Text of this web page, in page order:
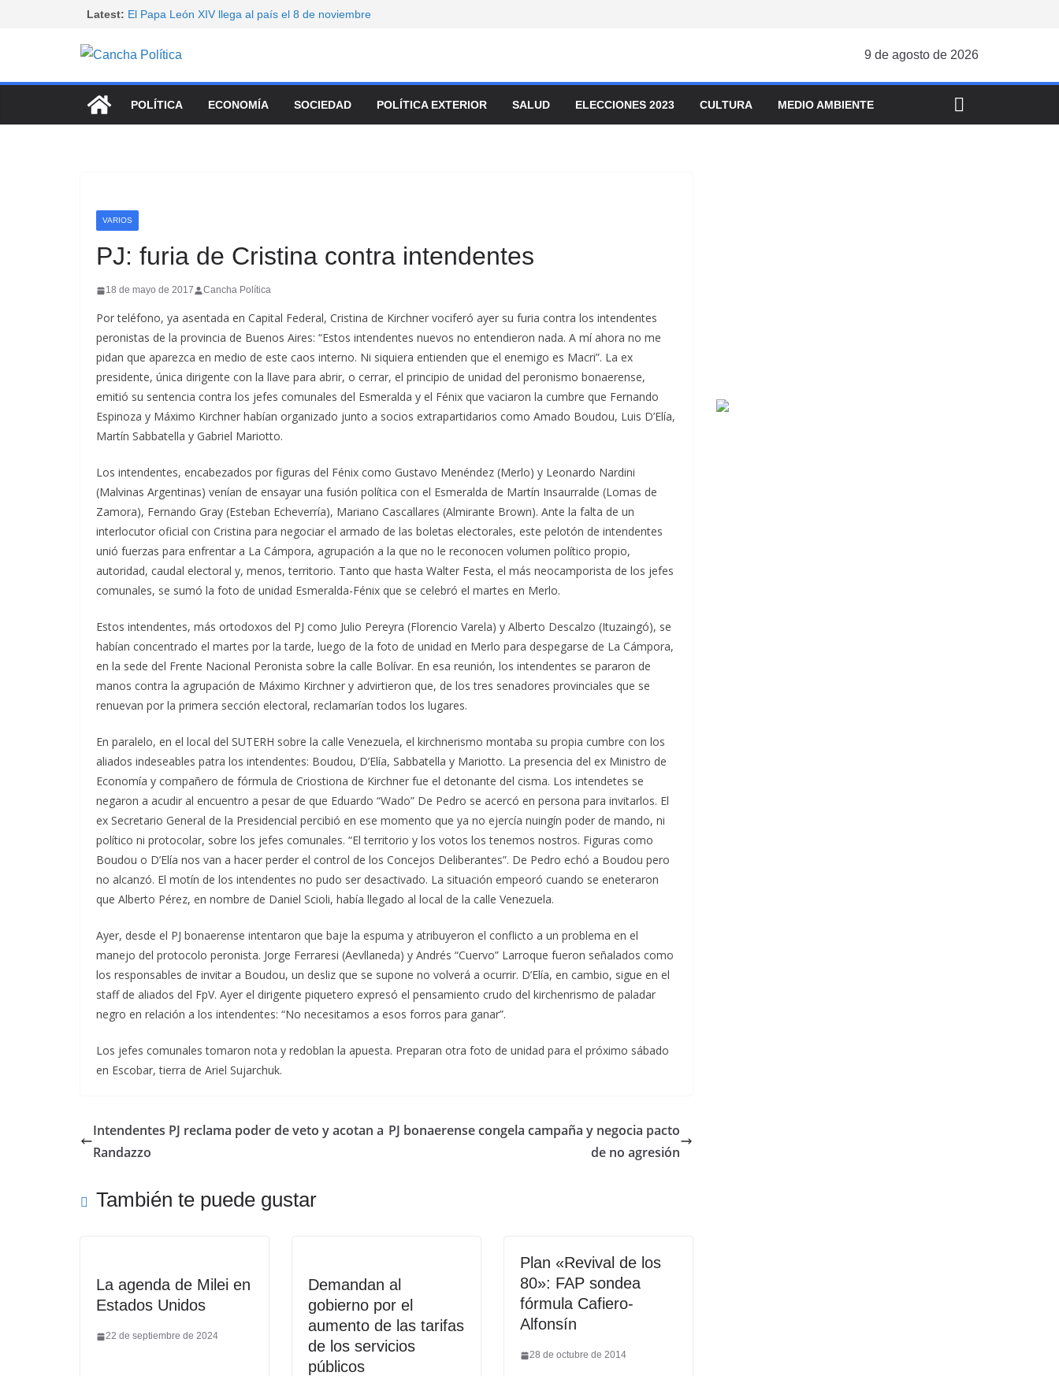
Latest: El Papa León XIV llega al país el 8 de noviembre
Paro docente nacional: CTERA y SUTEBA se movilizaron para
Senado: sin aliados, LLA tuvo que resignar venta de tierras y
manejo del fuego
9 de agosto de 2026
POLÍTICA ECONOMÍA SOCIEDAD POLÍTICA EXTERIOR SALUD ELECCIONES 2023 CULTURA MEDIO AMBIENTE
VARIOS
PJ: furia de Cristina contra intendentes
18 de mayo de 2017 Cancha Política
Por teléfono, ya asentada en Capital Federal, Cristina de Kirchner vociferó ayer su furia contra los intendentes
peronistas de la provincia de Buenos Aires: “Estos intendentes nuevos no entendieron nada. A mí ahora no me
pidan que aparezca en medio de este caos interno. Ni siquiera entienden que el enemigo es Macri”. La ex
presidente, única dirigente con la llave para abrir, o cerrar, el principio de unidad del peronismo bonaerense,
emitió su sentencia contra los jefes comunales del Esmeralda y el Fénix que vaciaron la cumbre que Fernando
Espinoza y Máximo Kirchner habían organizado junto a socios extrapartidarios como Amado Boudou, Luis D’Elía,
Martín Sabbatella y Gabriel Mariotto.
Los intendentes, encabezados por figuras del Fénix como Gustavo Menéndez (Merlo) y Leonardo Nardini
(Malvinas Argentinas) venían de ensayar una fusión política con el Esmeralda de Martín Insaurralde (Lomas de
Zamora), Fernando Gray (Esteban Echeverría), Mariano Cascallares (Almirante Brown). Ante la falta de un
interlocutor oficial con Cristina para negociar el armado de las boletas electorales, este pelotón de intendentes
unió fuerzas para enfrentar a La Cámpora, agrupación a la que no le reconocen volumen político propio,
autoridad, caudal electoral y, menos, territorio. Tanto que hasta Walter Festa, el más neocamporista de los jefes
comunales, se sumó la foto de unidad Esmeralda-Fénix que se celebró el martes en Merlo.
Estos intendentes, más ortodoxos del PJ como Julio Pereyra (Florencio Varela) y Alberto Descalzo (Ituzaingó), se
habían concentrado el martes por la tarde, luego de la foto de unidad en Merlo para despegarse de La Cámpora,
en la sede del Frente Nacional Peronista sobre la calle Bolívar. En esa reunión, los intendentes se pararon de
manos contra la agrupación de Máximo Kirchner y advirtieron que, de los tres senadores provinciales que se
renuevan por la primera sección electoral, reclamarían todos los lugares.
En paralelo, en el local del SUTERH sobre la calle Venezuela, el kirchnerismo montaba su propia cumbre con los
aliados indeseables patra los intendentes: Boudou, D’Elía, Sabbatella y Mariotto. La presencia del ex Ministro de
Economía y compañero de fórmula de Criostiona de Kirchner fue el detonante del cisma. Los intendetes se
negaron a acudir al encuentro a pesar de que Eduardo “Wado” De Pedro se acercó en persona para invitarlos. El
ex Secretario General de la Presidencial percibió en ese momento que ya no ejercía nuingín poder de mando, ni
político ni protocolar, sobre los jefes comunales. “El territorio y los votos los tenemos nostros. Figuras como
Boudou o D’Elía nos van a hacer perder el control de los Concejos Deliberantes”. De Pedro echó a Boudou pero
no alcanzó. El motín de los intendentes no pudo ser desactivado. La situación empeoró cuando se eneteraron
que Alberto Pérez, en nombre de Daniel Scioli, había llegado al local de la calle Venezuela.
Ayer, desde el PJ bonaerense intentaron que baje la espuma y atribuyeron el conflicto a un problema en el
manejo del protocolo peronista. Jorge Ferraresi (Aevllaneda) y Andrés “Cuervo” Larroque fueron señalados como
los responsables de invitar a Boudou, un desliz que se supone no volverá a ocurrir. D’Elía, en cambio, sigue en el
staff de aliados del FpV. Ayer el dirigente piquetero expresó el pensamiento crudo del kirchenrismo de paladar
negro en relación a los intendentes: “No necesitamos a esos forros para ganar”.
Los jefes comunales tomaron nota y redoblan la apuesta. Preparan otra foto de unidad para el próximo sábado
en Escobar, tierra de Ariel Sujarchuk.
Intendentes PJ reclama poder de veto y acotan a
Randazzo
PJ bonaerense congela campaña y negocia pacto
de no agresión
También te puede gustar
La agenda de Milei en
Estados Unidos
22 de septiembre de 2024
Demandan al
gobierno por el
aumento de las tarifas
de los servicios
públicos
Plan «Revival de los
80»: FAP sondea
fórmula Cafiero-
Alfonsín
28 de octubre de 2014